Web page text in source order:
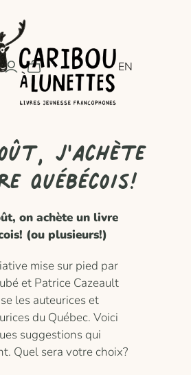
EN
j'achète
québécois!
on achète un livre
(ou plusieurs!)
mise sur pied par
et Patrice Cazeault
les auteurices et
du Québec. Voici
suggestions qui
Quel sera votre choix?